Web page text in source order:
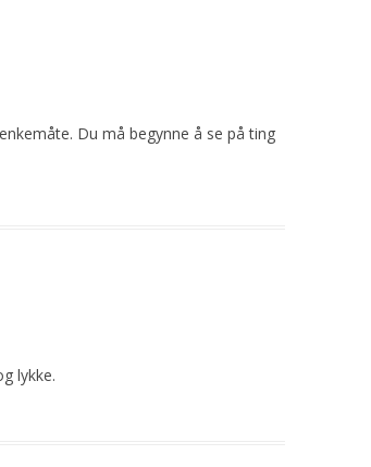
Du må begynne å se på ting
lykke.